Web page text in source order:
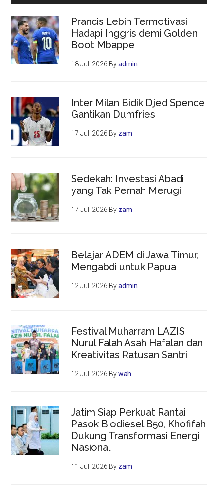
2022
Prancis Lebih Termotivasi
Hadapi Inggris demi Golden
Boot Mbappe
18 Juli 2026 Byadmin
Inter Milan Bidik Djed Spence
Gantikan Dumfries
17 Juli 2026 By zam
Sedekah: Investasi Abadi
yang Tak Pernah Merugi
17 Juli 2026 By zam
Belajar ADEM di Jawa Timur,
Mengabdi untuk Papua
12 Juli 2026 Byadmin
Festival Muharram LAZIS
Nurul Falah Asah Hafalan dan
Kreativitas Ratusan Santri
12 Juli 2026 Bywah
Jatim Siap Perkuat Rantai
Pasok Biodiesel B50, Khofifah
Dukung Transformasi Energi
Nasional
11 Juli 2026 By zam